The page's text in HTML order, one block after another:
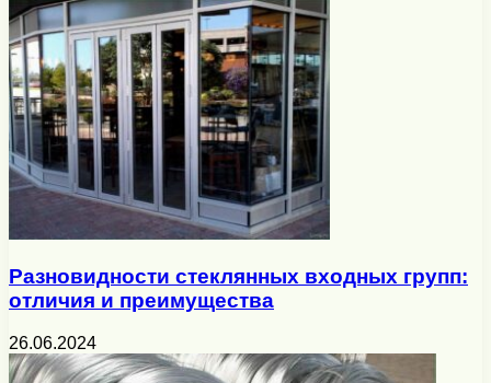
Разновидности стеклянных входных групп:
отличия и преимущества
26.06.2024